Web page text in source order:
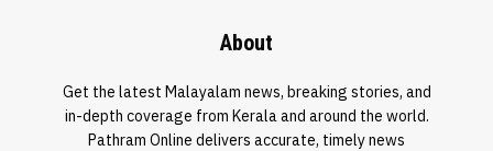
About
Get the latest Malayalam news, breaking stories, and
in-depth coverage from Kerala and around the world.
Pathram Online delivers accurate, timely news